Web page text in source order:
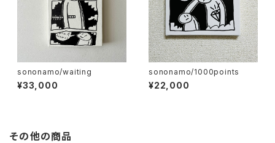
sononamo/waiting
¥33,000
sononamo/1000points
¥22,000
その他の商品